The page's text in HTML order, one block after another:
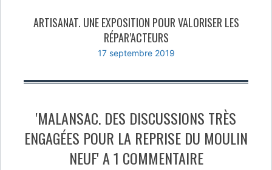
ARTISANAT. UNE EXPOSITION POUR VALORISER LES
RÉPAR’ACTEURS
17 septembre 2019
'MALANSAC. DES DISCUSSIONS TRÈS
ENGAGÉES POUR LA REPRISE DU MOULIN
NEUF' A 1 COMMENTAIRE